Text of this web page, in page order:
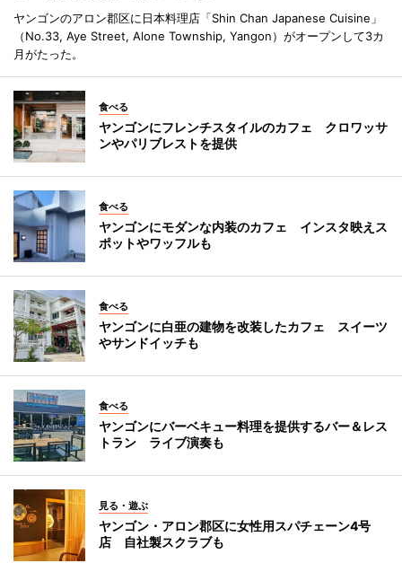
ヤンゴンのアロン郡区に日本料理店「Shin Chan Japanese Cuisine」
（No.33, Aye Street, Alone Township, Yangon）がオープンして3カ
月がたった。
食べる
ヤンゴンにフレンチスタイルのカフェ クロワッサ
ンやパリブレストを提供
食べる
ヤンゴンにモダンな内装のカフェ インスタ映えス
ポットやワッフルも
食べる
ヤンゴンに白亜の建物を改装したカフェ スイーツ
やサンドイッチも
食べる
ヤンゴンにバーベキュー料理を提供するバー＆レス
トラン ライブ演奏も
見る・遊ぶ
ヤンゴン・アロン郡区に女性用スパチェーン4号
店 自社製スクラブも